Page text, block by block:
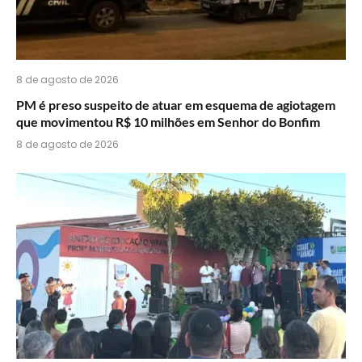
8 de agosto de 2026
PM é preso suspeito de atuar em esquema de agiotagem
que movimentou R$ 10 milhões em Senhor do Bonfim
8 de agosto de 2026